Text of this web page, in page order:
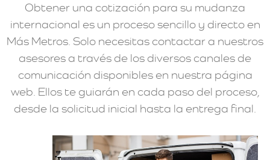
Obtener una cotización para su mudanza
internacional es un proceso sencillo y directo en
Más Metros. Solo necesitas contactar a nuestros
asesores a través de los diversos canales de
comunicación disponibles en nuestra página
web. Ellos te guiarán en cada paso del proceso,
desde la solicitud inicial hasta la entrega final.